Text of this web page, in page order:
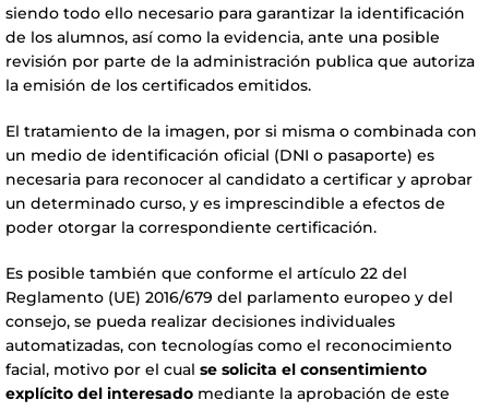
siendo todo ello necesario para garantizar la identificación
de los alumnos, así como la evidencia, ante una posible
revisión por parte de la administración publica que autoriza
la emisión de los certificados emitidos.
El tratamiento de la imagen, por si misma o combinada con
un medio de identificación oficial (DNI o pasaporte) es
necesaria para reconocer al candidato a certificar y aprobar
un determinado curso, y es imprescindible a efectos de
poder otorgar la correspondiente certificación.
Es posible también que conforme el artículo 22 del
Reglamento (UE) 2016/679 del parlamento europeo y del
consejo, se pueda realizar decisiones individuales
automatizadas, con tecnologías como el reconocimiento
facial, motivo por el cual se solicita el consentimiento
explícito del interesado mediante la aprobación de este